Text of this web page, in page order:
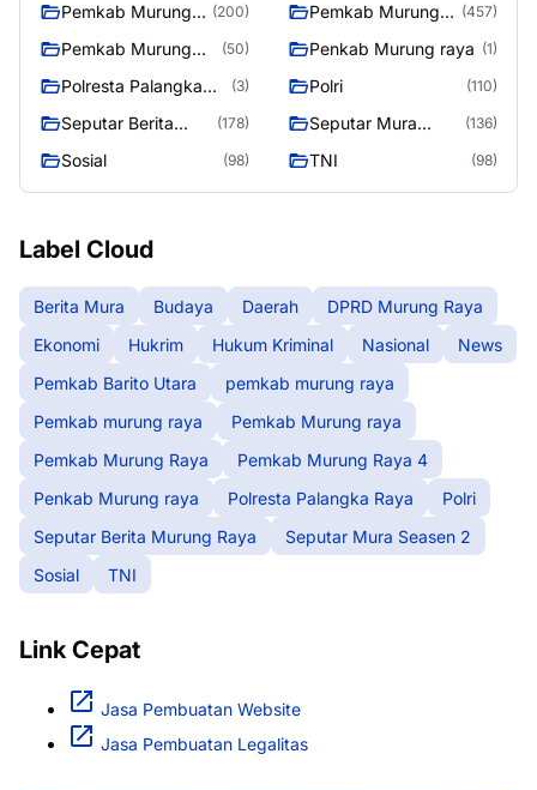
Pemkab Murung
(200)
Pemkab Murung
(457)
Pemkab Murung
(50) Penkab Murung raya (1)
Polresta Palangka
(3) Polri (110)
Seputar Berita
(178)
Seputar Mura
(136)
Sosial (98) TNI (98)
Label Cloud
Berita Mura Budaya Daerah
DPRD Murung Raya
Ekonomi
Hukrim Hukum Kriminal Nasional
News
Pemkab Barito Utara
pemkab murung raya
Pemkab murung raya
Pemkab Murung raya
Pemkab Murung Raya
Pemkab Murung Raya 4
Penkab Murung raya
Polresta Palangka Raya
Polri
Seputar Berita Murung Raya
Seputar Mura Seasen 2
Sosial
TNI
Link Cepat
Jasa Pembuatan Website
Jasa Pembuatan Legalitas